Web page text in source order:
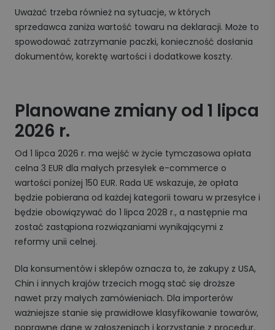
Uważać trzeba również na sytuacje, w których
sprzedawca zaniża wartość towaru na deklaracji. Może to
spowodować zatrzymanie paczki, konieczność dosłania
dokumentów, korektę wartości i dodatkowe koszty.
Planowane zmiany od 1 lipca
2026 r.
Od 1 lipca 2026 r. ma wejść w życie tymczasowa opłata
celna 3 EUR dla małych przesyłek e-commerce o
wartości poniżej 150 EUR. Rada UE wskazuje, że opłata
będzie pobierana od każdej kategorii towaru w przesyłce i
będzie obowiązywać do 1 lipca 2028 r., a następnie ma
zostać zastąpiona rozwiązaniami wynikającymi z
reformy unii celnej.
Dla konsumentów i sklepów oznacza to, że zakupy z USA,
Chin i innych krajów trzecich mogą stać się droższe
nawet przy małych zamówieniach. Dla importerów
ważniejsze stanie się prawidłowe klasyfikowanie towarów,
poprawne dane w zgłoszeniach i korzystanie z procedur,